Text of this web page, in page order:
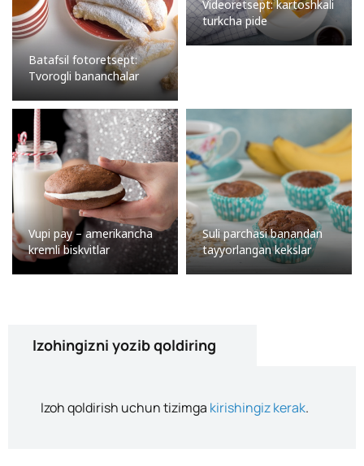
Batafsil fotoretsept:
Tvorogli bananchalar
Videoretsept: kartoshkali
turkcha pide
Vupi pay – amerikancha
kremli biskvitlar
Suli parchasi banandan
tayyorlangan kekslar
Izohingizni yozib qoldiring
Izoh qoldirish uchun tizimga kirishingiz kerak.